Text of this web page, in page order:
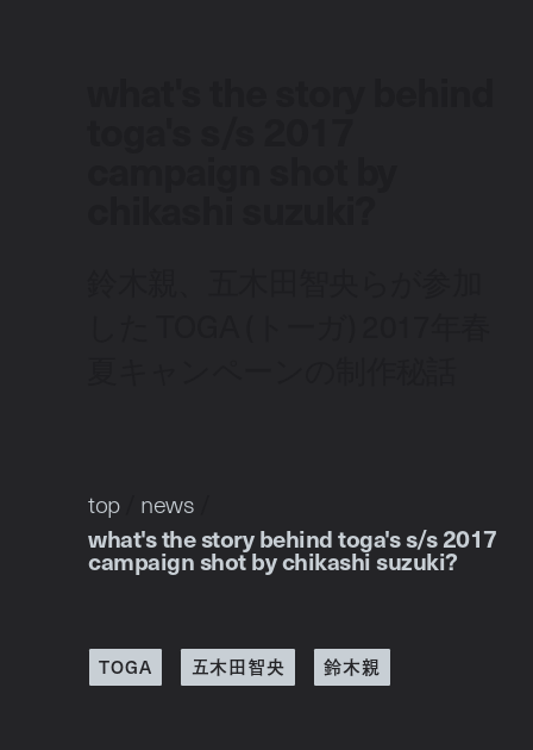
top/ news
what's the story behind toga's s/s 2017
campaign shot by chikashi suzuki?
TOGA 五木田智央 鈴木親